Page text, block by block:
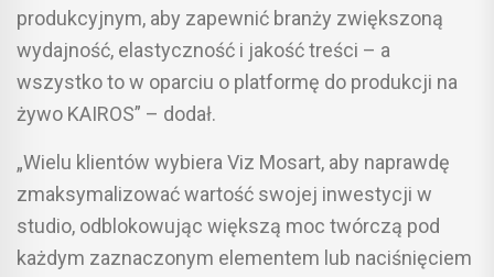
produkcyjnym, aby zapewnić branży zwiększoną
wydajność, elastyczność i jakość treści – a
wszystko to w oparciu o platformę do produkcji na
żywo KAIROS” – dodał.
„Wielu klientów wybiera Viz Mosart, aby naprawdę
zmaksymalizować wartość swojej inwestycji w
studio, odblokowując większą moc twórczą pod
każdym zaznaczonym elementem lub naciśnięciem